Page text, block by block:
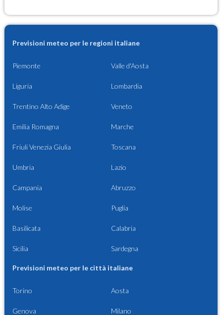
Previsioni meteo per le regioni italiane
Piemonte Valle d'Aosta
Liguria Lombardia
Trentino Alto Adige Veneto
Emilia Romagna Marche
Friuli Venezia Giulia Toscana
Umbria Lazio
Campania Abruzzo
Molise Puglia
Basilicata Calabria
Sicilia Sardegna
Previsioni meteo per le città italiane
Torino Aosta
Genova Milano